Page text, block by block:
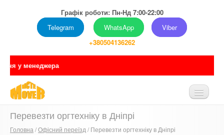
Графік роботи: Пн-Нд 7:00-22:00
Telegram
WhatsApp
Viber
+380504136262
ГОЛОВНА
Перевезти оргтехніку в Дніпрі
Головна /Офісний переїзд / Перевезти оргтехніку в Дніпрі